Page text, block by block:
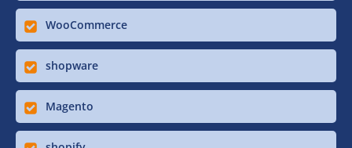
WooCommerce
shopware
Magento